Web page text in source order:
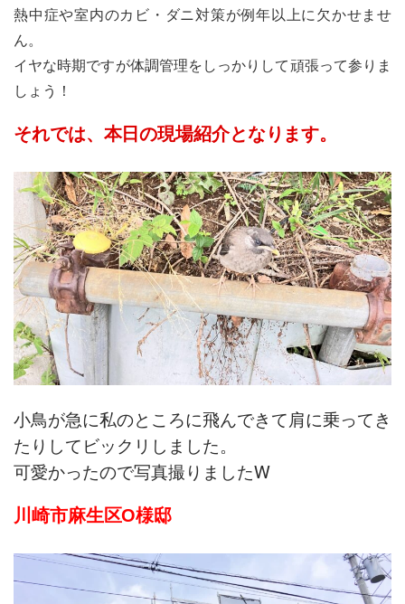
熱中症や室内のカビ・ダニ対策が例年以上に欠かせませ
ん。
イヤな時期ですが体調管理をしっかりして頑張って参りま
しょう！
それでは、本日の現場紹介となります。
小鳥が急に私のところに飛んできて肩に乗ってき
たりしてビックリしました。
可愛かったので写真撮りましたW
川崎市麻生区O様邸